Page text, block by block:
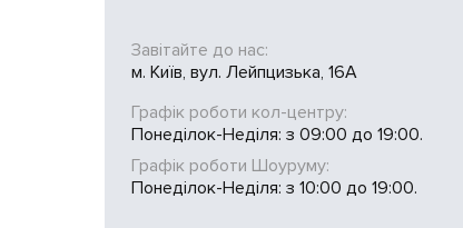
Завітайте до нас:
м. Київ, вул. Лейпцизька, 16А
Графік роботи кол-центру:
Понеділок-Неділя: з 09:00 до 19:00.
Графік роботи Шоуруму:
Понеділок-Неділя: з 10:00 до 19:00.